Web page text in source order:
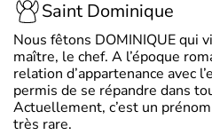
Saint Dominique
Nous fêtons DOMINIQUE qui
maître, le chef. A l’époque
relation d’appartenance avec
permis de se répandre dans
Actuellement, c’est un
très rare.